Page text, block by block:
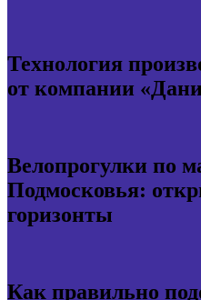
Технология
от компании
Велопрогулки по
Подмосковья:
горизонты
Как правильно